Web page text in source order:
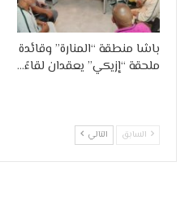
باشا منطقة “المنارة” وقائدة
ملحقة “إزيكي” يعقدان لقاءً…
السابق التالي